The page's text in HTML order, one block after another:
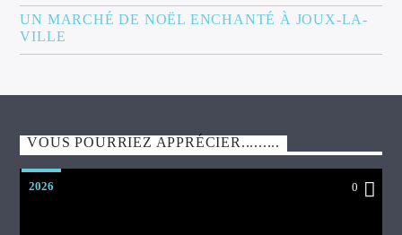
UN MARCHÉ DE NOËL ENCHANTÉ À JOUX-LA-
VILLE
VOUS POURRIEZ APPRÉCIER.........
2026 0